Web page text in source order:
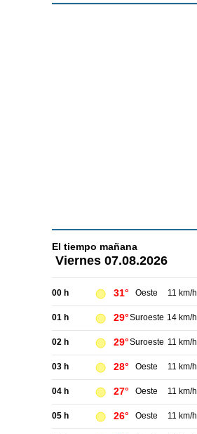
El tiempo mañana
Viernes 07.08.2026
00 h 31° Oeste 11 km/h
01 h 29°Suroeste 14 km/h
02 h 29°Suroeste 11 km/h
03 h 28° Oeste 11 km/h
04 h 27° Oeste 11 km/h
05 h 26° Oeste 11 km/h